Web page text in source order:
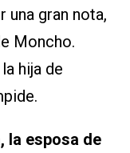
una gran nota,
Moncho.
hija de
la esposa de